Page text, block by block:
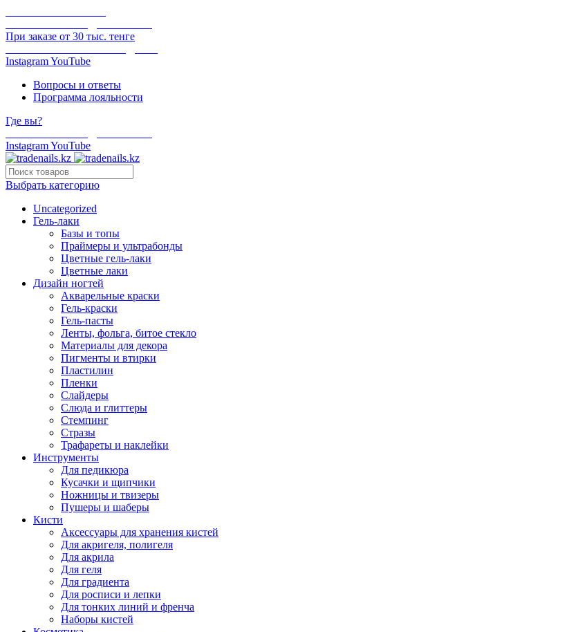
При заказе от 30 тыс. тенге
InstagramYouTube
Вопросы и ответы
Программа лояльности
Где вы?
InstagramYouTube
Выбрать категорию
Uncategorized
Гель-лаки
Базы и топы
Праймеры и ультрабонды
Цветные гель-лаки
Цветные лаки
Дизайн ногтей
Акварельные краски
Гель-краски
Гель-пасты
Ленты, фольга, битое стекло
Материалы для декора
Пигменты и втирки
Пластилин
Пленки
Слайдеры
Слюда и глиттеры
Стемпинг
Стразы
Трафареты и наклейки
Инструменты
Для педикюра
Кусачки и щипчики
Ножницы и твизеры
Пушеры и шаберы
Кисти
Аксессуары для хранения кистей
Для акригеля, полигеля
Для акрила
Для геля
Для градиента
Для росписи и лепки
Для тонких линий и френча
Наборы кистей